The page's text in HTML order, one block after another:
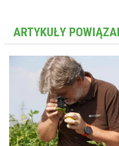
ARTYKUŁY